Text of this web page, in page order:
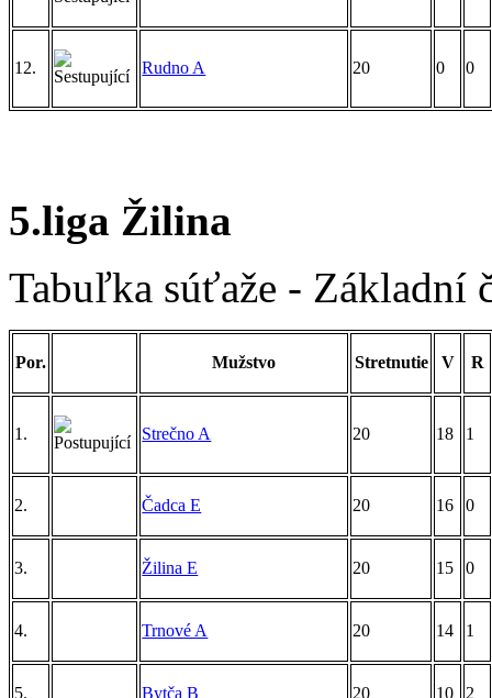
12. Rudno A 20 0 0
5.liga Žilina
Tabuľka súťaže - Základní
Por. Mužstvo Stretnutie V R
1. Strečno A 20 18 1
2. Čadca E 20 16 0
3. Žilina E 20 15 0
4. Trnové A 20 14 1
5. Bytča B 20 10 2